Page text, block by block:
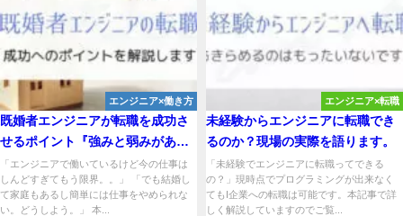
エンジニア×働き方
既婚者エンジニアが転職を成功さ
せるポイント『強みと弱みがあ
る』
「エンジニアで働いているけど今の仕事は
しんどすぎてもう限界。。」 「でも結婚し
て家庭もあるし簡単には仕事をやめられな
い。どうしよう。」 本...
エンジニア×転職
未経験からエンジニアに転職でき
るのか？現場の実際を語ります。
「未経験でエンジニアに転職ってできる
の？」現時点でプログラミングが出来なく
てもI企業への転職は可能です。本記事で詳
しく解説していますのでご覧...